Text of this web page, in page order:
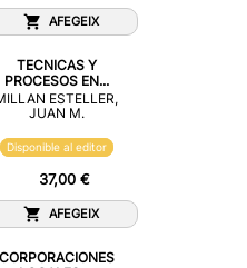
AFEGEIX
TECNICAS Y
PROCESOS EN...
ESTELLER,
JUAN M.
Disponible al editor
37,00 €
AFEGEIX
CORPORACIONES